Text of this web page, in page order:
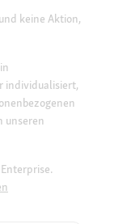
keine Aktion,
individualisiert,
unseren